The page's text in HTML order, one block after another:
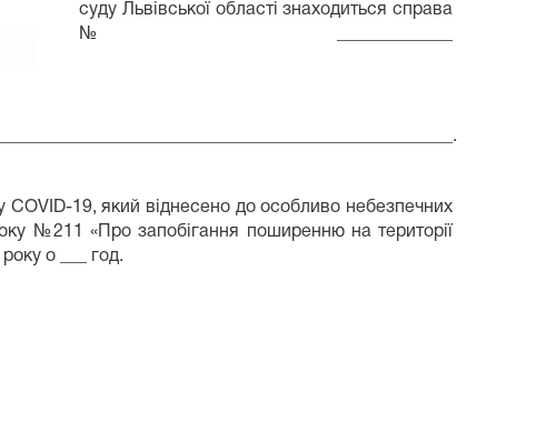
суду Львівської області знаходиться справа
№_____________
19, який віднесено до особливо небезпечних
№211 «Про запобігання поширенню на території
о ___ год.